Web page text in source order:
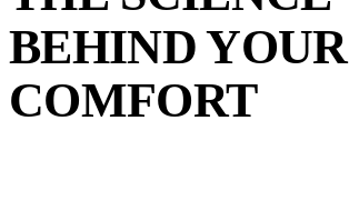
BEHIND YOUR
COMFORT